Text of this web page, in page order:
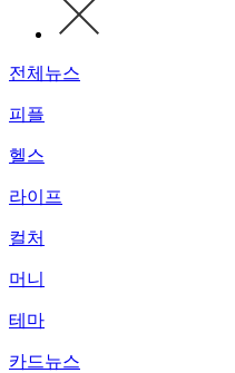
전체뉴스
피플
헬스
라이프
컬처
머니
테마
카드뉴스